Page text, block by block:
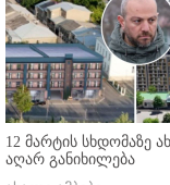
12 მარტის სხდომაზე
აღარ განიხილება